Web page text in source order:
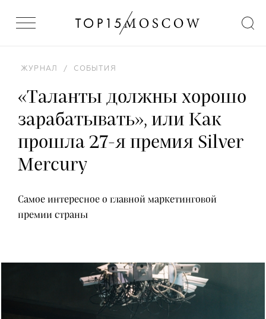
ЖУРНАЛ / СОБЫТИЯ
«Таланты должны хорошо
зарабатывать», или Как
прошла 27-я премия Silver
Mercury
Самое интересное о главной маркетинговой
премии страны